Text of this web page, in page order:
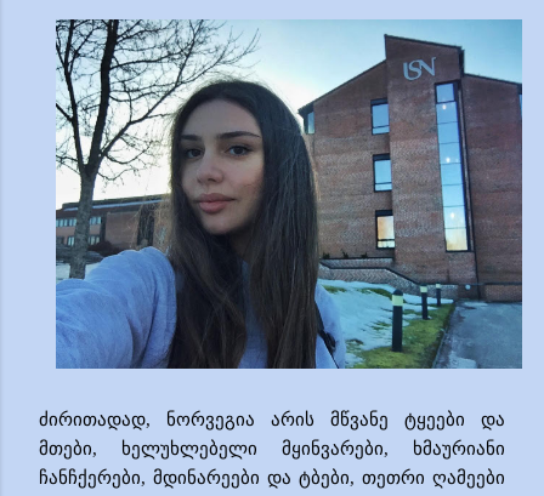
ძირითადად, ნორვეგია არის მწვანე ტყეები და
მთები, ხელუხლებელი მყინვარები, ხმაურიანი
ჩანჩქერები, მდინარეები და ტბები, თეთრი ღამეები